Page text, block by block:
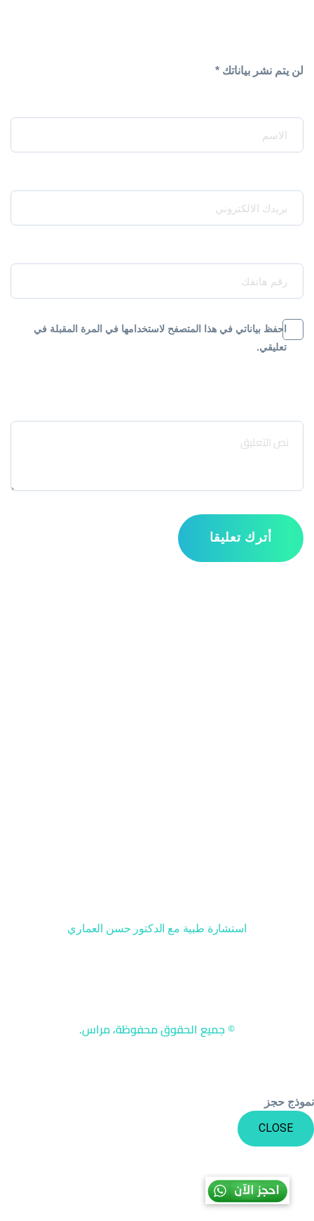
لن يتم نشر بياناتك *
احفظ بياناتي في هذا المتصفح لاستخدامها في المرة المقبلة في
تعليقي.
أترك تعليقا
استشارة طبية مع الدكتور حسن العماري
© جميع الحقوق محفوظة، مراس.
حجز
CLOSE